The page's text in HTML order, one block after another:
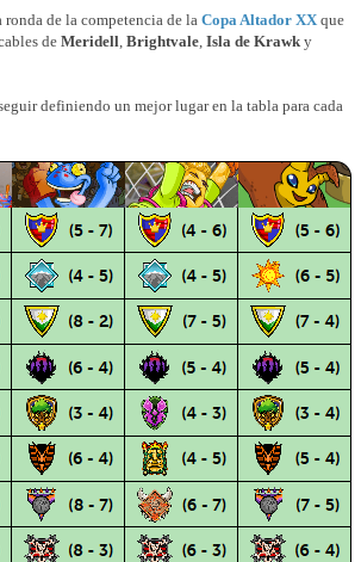
de la competencia de la Copa Altador XX que
de Meridell, Brightvale, Isla de Krawk y
definiendo un mejor lugar en la tabla para cada